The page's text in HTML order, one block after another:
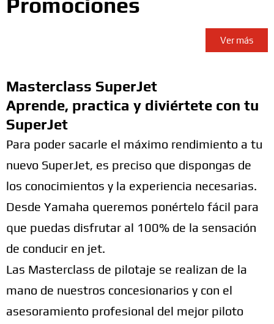
Ver más
Masterclass SuperJet
Aprende, practica y diviértete con tu
SuperJet
Para poder sacarle el máximo rendimiento a tu
nuevo SuperJet, es preciso que dispongas de
los conocimientos y la experiencia necesarias.
Desde Yamaha queremos ponértelo fácil para
que puedas disfrutar al 100% de la sensación
de conducir en jet.
Las Masterclass de pilotaje se realizan de la
mano de nuestros concesionarios y con el
asesoramiento profesional del mejor piloto